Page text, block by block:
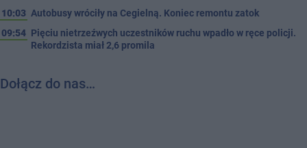
10:03 Autobusy wróciły na Cegielną. Koniec remontu zatok
09:54 Pięciu nietrzeźwych uczestników ruchu wpadło w ręce policji.
Rekordzista miał 2,6 promila
Dołącz do nas…